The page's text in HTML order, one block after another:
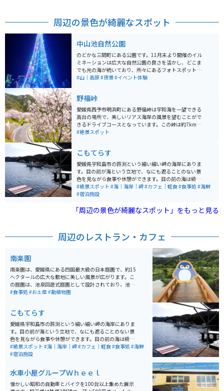
周辺の景色が綺麗なスポット
中山池自然公園
のどかな三間町にある公園です。11月末より開催のイル
ミネーションは広大な自然公園の良さを活かし、どこま
でも光の海が続いており、所々にあるフォトスポットで
は友人同士、家族連れ、恋人とたくさんの方が写真を撮
とができます。 自然公園というだけあって季節の花もた
くさん植えてあり、春夏秋冬それぞれ違った表情を見ら
れるスポットです。
#山｜高原#夜景#イベント体験
野福峠
愛媛県西予市明浜町にある野福峠は宇和海を一望できる
高台の場所で、美しいリアス海岸の風景を望むことがで
きるドライブコースとなっています。この峠は約7kmに
わたってつづら折りの道が続き、3月下旬から4月上旬に
り景色を楽しむことができます。 毎年3月の最終日曜日
には「野福峠さくら祭り」が開催され、多くの観光客で
賑わいます。道はカーブが続きますので、運転する際は
ご注意ください。
#絶景スポット
こもてらす
愛媛県宇和島市の蒋渕という細い細い岬の海岸にありま
す。目の前が海という立地で、なにも遮ることのない景
色を見ながら食事や休憩ができます。目の前の海は綺麗
で少し覗き込めば泳いでる魚が見えるほど。新鮮な海の
幸をいただき、のんびりと海を楽しむことのできる場所
#絶景スポット #海｜海岸｜岬#カフェ｜軽食#食事処 #海鮮
#宿泊施設
「周辺の景色が綺麗なスポット」をもっと見る
周辺のレストラン・カフェ
南楽園
南楽園は、愛媛県にある四国最大級の日本庭園で、約15
ヘクタールの広大な敷地に美しい風景が広がります。こ
の庭園は、池泉回遊式庭園として設計されており、池や
小川、四季折々の花々がとてもきれいです。春には桜や
は、茶室「山荘」や展望台もあり、静かな環境でゆっく
りとした時間を過ごすことができます。また、季節ごと
に開催される花のイベントや茶会、庭園ライトアップな
ども見どころの一つです。自然の美しさと日本の伝統美
を感じられる南楽園は、リラックスしたひとときを過ご
すのに最適なスポットです。
#食事処 #お土産#動植物園
こもてらす
愛媛県宇和島市の蒋渕という細い細い岬の海岸にありま
す。目の前が海という立地で、なにも遮ることのない景
色を見ながら食事や休憩ができます。目の前の海は綺麗
で少し覗き込めば泳いでる魚が見えるほど。新鮮な海の
幸をいただき、のんびりと海を楽しむことのできる場所
#絶景スポット #海｜海岸｜岬#カフェ｜軽食#食事処 #海鮮
#宿泊施設
水車小屋グループＷｈｅｅｌ
懐かしい昭和の自動車とバイクを100台以上集めた展示